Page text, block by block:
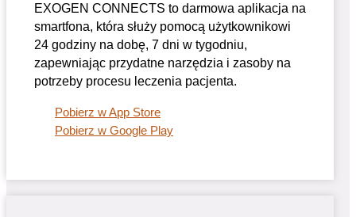
EXOGEN CONNECTS to darmowa aplikacja na
smartfona, która służy pomocą użytkownikowi
24 godziny na dobę, 7 dni w tygodniu,
zapewniając przydatne narzędzia i zasoby na
potrzeby procesu leczenia pacjenta.
Pobierz w App Store
Pobierz w Google Play